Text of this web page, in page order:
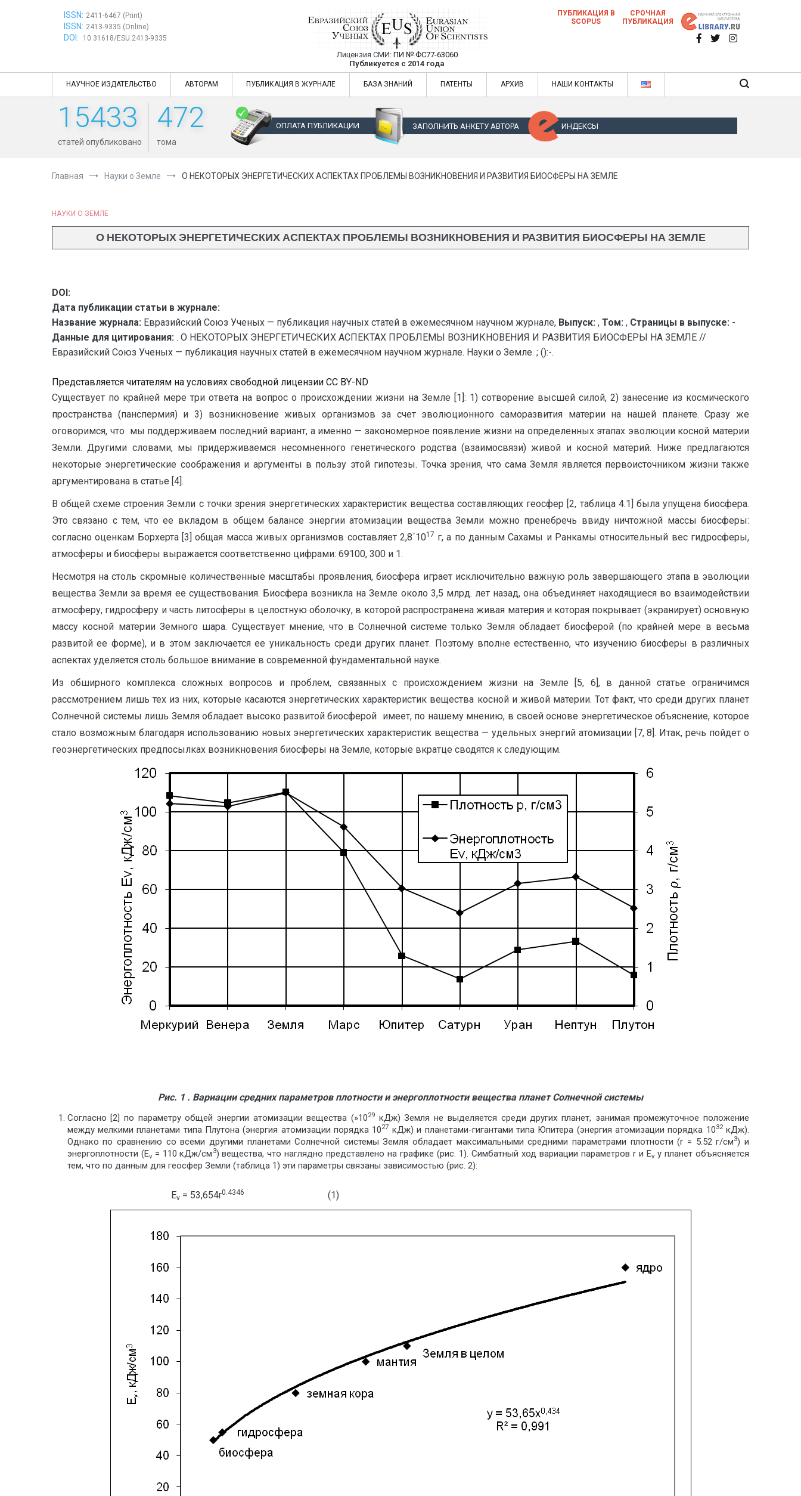
ISSN: 2411-6467 (Print)
ISSN: 2413-9335 (Online)
DOI: 10.31618/ESU.2413-9335
Евразийский Союз Ученых — публикация научных статей в ежемесячном научном
журнале
Лицензия СМИ: ПИ № ФС77-63060
Публикуется с 2014 года
Евразийский Союз Ученых — публикация научных статей в ежемесячном научном журнале
ПУБЛИКАЦИЯ В
SCOPUS
СРОЧНАЯ
ПУБЛИКАЦИЯ
НАУЧНОЕ ИЗДАТЕЛЬСТВО АВТОРАМ ПУБЛИКАЦИЯ В ЖУРНАЛЕ БАЗА ЗНАНИЙ ПАТЕНТЫ АРХИВ НАШИ КОНТАКТЫ
15433
статей опубликовано
472
тома
ОПЛАТА ПУБЛИКАЦИИ ЗАПОЛНИТЬ АНКЕТУ АВТОРА ИНДЕКСЫ
Главная Науки о Земле О НЕКОТОРЫХ ЭНЕРГЕТИЧЕСКИХ АСПЕКТАХ ПРОБЛЕМЫ ВОЗНИКНОВЕНИЯ И РАЗВИТИЯ БИОСФЕРЫ НА ЗЕМЛЕ
НАУКИ О ЗЕМЛЕ
О НЕКОТОРЫХ ЭНЕРГЕТИЧЕСКИХ АСПЕКТАХ ПРОБЛЕМЫ ВОЗНИКНОВЕНИЯ И РАЗВИТИЯ БИОСФЕРЫ НА ЗЕМЛЕ
DOI:
Дата публикации статьи в журнале:
Название журнала: Евразийский Союз Ученых — публикация научных статей в ежемесячном научном журнале, Выпуск: , Том: , Страницы в выпуске: -
Данные для цитирования: . О НЕКОТОРЫХ ЭНЕРГЕТИЧЕСКИХ АСПЕКТАХ ПРОБЛЕМЫ ВОЗНИКНОВЕНИЯ И РАЗВИТИЯ БИОСФЕРЫ НА ЗЕМЛЕ //
Евразийский Союз Ученых — публикация научных статей в ежемесячном научном журнале. Науки о Земле. ; ():-.
Представляется читателям на условиях свободной лицензии CC BY-ND
Существует по крайней мере три ответа на вопрос о происхождении жизни на Земле [1]: 1) сотворение высшей силой, 2) занесение из космического
пространства (панспермия) и 3) возникновение живых организмов за счет эволюционного саморазвития материи на нашей планете. Сразу же
оговоримся, что мы поддерживаем последний вариант, а именно — закономерное появление жизни на определенных этапах эволюции косной материи
Земли. Другими словами, мы придерживаемся несомненного генетического родства (взаимосвязи) живой и косной материй. Ниже предлагаются
некоторые энергетические соображения и аргументы в пользу этой гипотезы. Точка зрения, что сама Земля является первоисточником жизни также
аргументирована в статье [4].
В общей схеме строения Земли с точки зрения энергетических характеристик вещества составляющих геосфер [2, таблица 4.1] была упущена биосфера.
Это связано с тем, что ее вкладом в общем балансе энергии атомизации вещества Земли можно пренебречь ввиду ничтожной массы биосферы:
согласно оценкам Борхерта [3] общая масса живых организмов составляет 2,8´1017 г, а по данным Сахамы и Ранкамы относительный вес гидросферы,
атмосферы и биосферы выражается соответственно цифрами: 69100, 300 и 1.
Несмотря на столь скромные количественные масштабы проявления, биосфера играет исключительно важную роль завершающего этапа в эволюции
вещества Земли за время ее существования. Биосфера возникла на Земле около 3,5 млрд. лет назад, она объединяет находящиеся во взаимодействии
атмосферу, гидросферу и часть литосферы в целостную оболочку, в которой распространена живая материя и которая покрывает (экранирует) основную
массу косной материи Земного шара. Существует мнение, что в Солнечной системе только Земля обладает биосферой (по крайней мере в весьма
развитой ее форме), и в этом заключается ее уникальность среди других планет. Поэтому вполне естественно, что изучению биосферы в различных
аспектах уделяется столь большое внимание в современной фундаментальной науке.
Из обширного комплекса сложных вопросов и проблем, связанных с происхождением жизни на Земле [5, 6], в данной статье ограничимся
рассмотрением лишь тех из них, которые касаются энергетических характеристик вещества косной и живой материи. Тот факт, что среди других планет
Солнечной системы лишь Земля обладает высоко развитой биосферой имеет, по нашему мнению, в своей основе энергетическое объяснение, которое
стало возможным благодаря использованию новых энергетических характеристик вещества — удельных энергий атомизации [7, 8]. Итак, речь пойдет о
геоэнергетических предпосылках возникновения биосферы на Земле, которые вкратце сводятся к следующим.
Рис. 1 . Вариации средних параметров плотности и энергоплотности вещества планет Солнечной системы
Согласно [2] по параметру общей энергии атомизации вещества (»1029 кДж) Земля не выделяется среди других планет, занимая промежуточное положение
между мелкими планетами типа Плутона (энергия атомизации порядка 1027 кДж) и планетами-гигантами типа Юпитера (энергия атомизации порядка 1032кДж).
Однако по сравнению со всеми другими планетами Солнечной системы Земля обладает максимальными средними параметрами плотности (r = 5.52 г/см3) и
энергоплотности (Еv= 110 кДж/см 3) вещества, что наглядно представлено на графике (рис. 1). Симбатный ход вариации параметров r и Еv у планет объясняется
тем, что по данным для геосфер Земли (таблица 1) эти параметры связаны зависимостью (рис. 2):
Ev = 53,654r0.4346 (1)